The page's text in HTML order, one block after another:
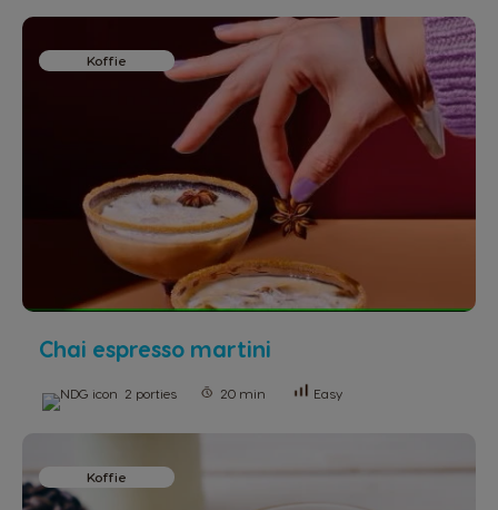
Koffie
Chai espresso martini
2 porties 20 min Easy
Koffie